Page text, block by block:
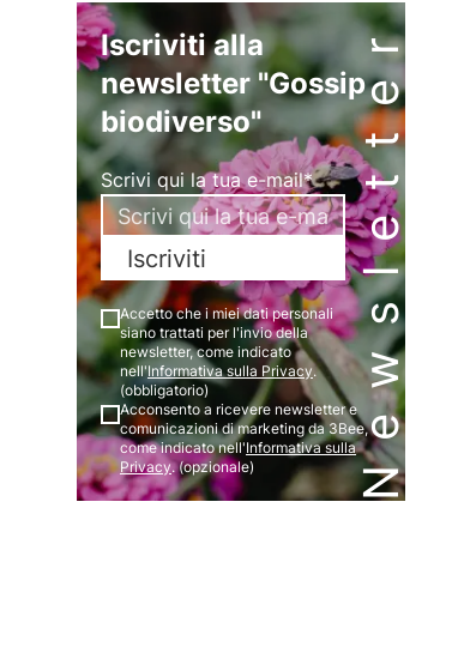
Newsletter
Iscriviti alla
newsletter "Gossip
biodiverso"
Scrivi qui la tua e-mail*
Iscriviti
Accetto che i miei dati personali
siano trattati per l'invio della
newsletter, come indicato
nell'Informativa sulla Privacy.
(obbligatorio)
Acconsento a ricevere newsletter e
comunicazioni di marketing da 3Bee,
come indicato nell'Informativa sulla
Privacy. (opzionale)